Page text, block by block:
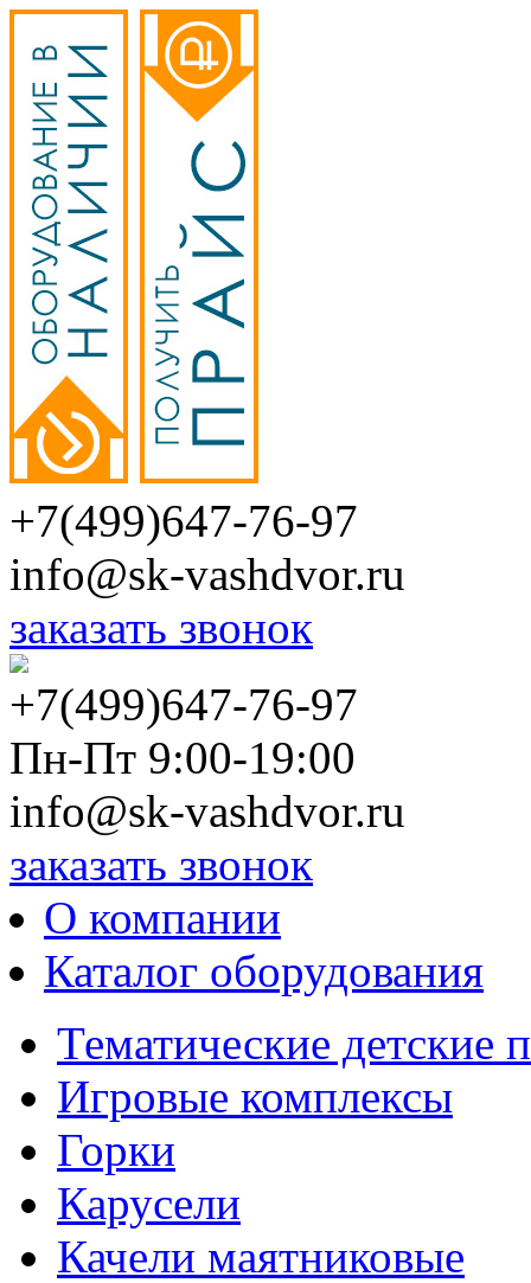
+7(499)647-76-97
info@sk-vashdvor.ru
заказать звонок
+7(499)647-76-97
Пн-Пт 9:00-19:00
info@sk-vashdvor.ru
заказать звонок
О компании
Каталог оборудования
Тематические детские
Игровые комплексы
Горки
Карусели
Качели маятниковые